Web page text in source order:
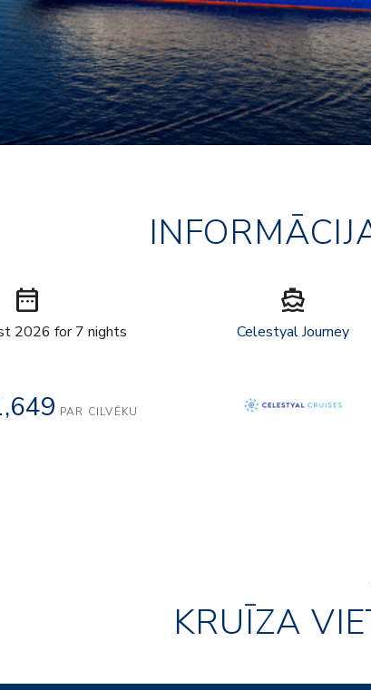
date_range
2026 for 7 nights
directions_boat
Celestyal Journey
PAR CILVĒKU
KRUĪZA